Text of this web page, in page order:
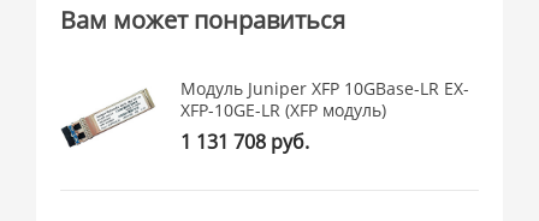
Вам может понравиться
Модуль Juniper XFP 10GBase-LR EX-
XFP-10GE-LR (XFP модуль)
1 131 708 руб.